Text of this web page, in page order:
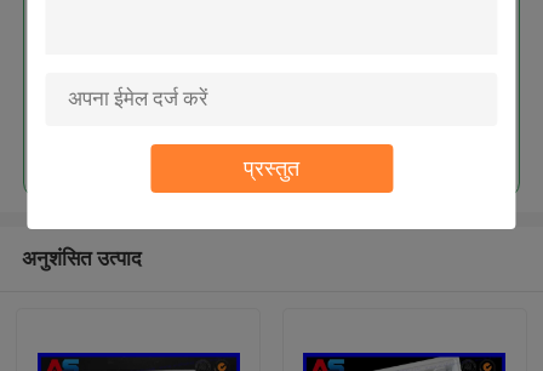
प्रस्तुत
अनुशंसित उत्पाद